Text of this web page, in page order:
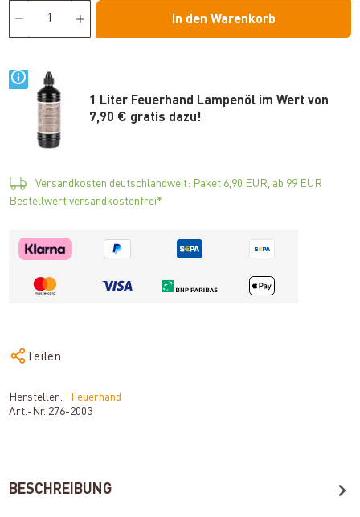
In den Warenkorb
1 Liter Feuerhand Lampenöl im Wert von
7,90 € gratis dazu!
Versandkosten deutschlandweit: Paket 6,90 EUR, ab 99 EUR
Bestellwert versandkostenfrei*
Teilen
Hersteller:
Feuerhand
Art.-Nr. 276-2003
BESCHREIBUNG